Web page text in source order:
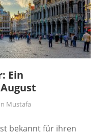
Ein
Mustafa
bekannt für ihren